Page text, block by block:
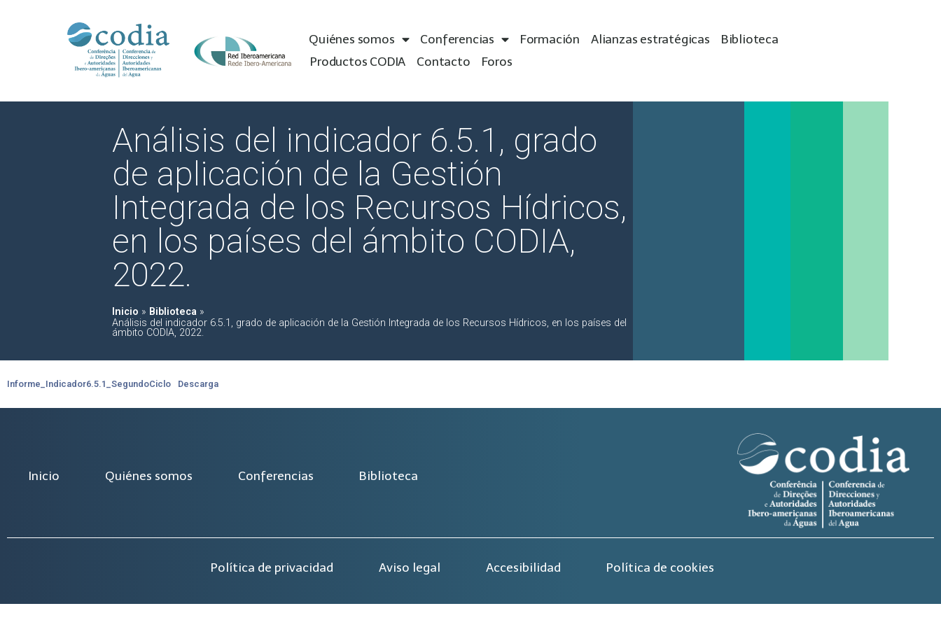
Quiénes somos Conferencias Formación Alianzas estratégicas
Biblioteca
Productos CODIA
Contacto Foros
Análisis del indicador 6.5.1, grado
de aplicación de la Gestión
Integrada de los Recursos Hídricos,
en los países del ámbito CODIA,
2022.
Inicio » Biblioteca »
Análisis del indicador 6.5.1, grado de aplicación de la Gestión Integrada de los Recursos Hídricos, en los países del
ámbito CODIA, 2022.
Informe_Indicador6.5.1_SegundoCiclo Descarga
Inicio Quiénes somos Conferencias Biblioteca
Política de privacidad Aviso legal Accesibilidad Política de cookies